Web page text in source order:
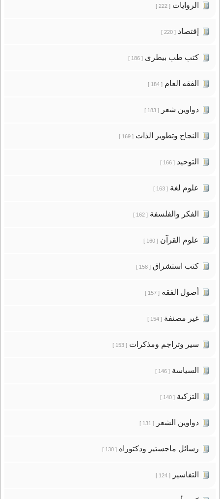
الروايات[ 222 ]
إقتصاد[ 220 ]
كتب طب بيطرى[ 186 ]
الفقه العام[ 184 ]
دواوين شعر[ 183 ]
النجاح وتطوير الذات[ 169 ]
التوحيد[ 166 ]
علوم لغة[ 163 ]
الفكر والفلسفة[ 162 ]
علوم القرآن[ 160 ]
كتب استشراق[ 158 ]
أصول الفقه[ 157 ]
غير مصنفة[ 154 ]
سير وتراجم ومذكرات[ 153 ]
السياسة[ 146 ]
التزكية[ 140 ]
دواوين الشعر[ 131 ]
رسائل ماجستير ودكتوراه[ 130 ]
التفاسير[ 124 ]